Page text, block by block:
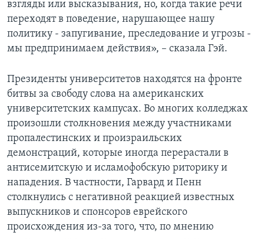
взгляды или высказывания, но, когда такие речи
переходят в поведение, нарушающее нашу
политику - запугивание, преследование и угрозы -
мы предпринимаем действия», – сказала Гэй.
Президенты университетов находятся на фронте
битвы за свободу слова на американских
университетских кампусах. Во многих колледжах
произошли столкновения между участниками
пропалестинских и произраильских
демонстраций, которые иногда перерастали в
антисемитскую и исламофобскую риторику и
нападения. В частности, Гарвард и Пенн
столкнулись с негативной реакцией известных
выпускников и спонсоров еврейского
происхождения из-за того, что, по мнению